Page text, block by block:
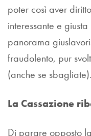
poter così aver
interessante e
panorama
fraudolento, pur
(anche se sbagliate).
La Cassazione
Di parare opposto